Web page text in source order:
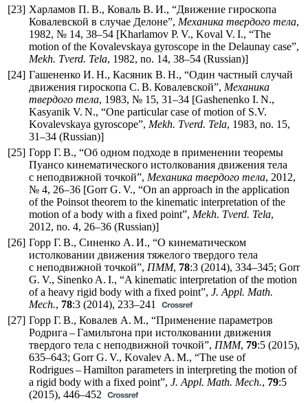
[23] Харламов П. В., Коваль В. И., “Движение гироскопа
Ковалевской в случае Делоне”, Механика твердого тела,
1982, № 14, 38–54 [Kharlamov P. V., Koval V. I., “The
motion of the Kovalevskaya gyroscope in the Delaunay case”,
Mekh. Tverd. Tela, 1982, no. 14, 38–54 (Russian)]
[24] Гашененко И. Н., Касяник В. Н., “Один частный случай
движения гироскопа С. В. Ковалевской”, Механика
твердого тела, 1983, № 15, 31–34 [Gashenenko I. N.,
Kasyanik V. N., “One particular case of motion of S.V.
Kovalevskaya gyroscope”, Mekh. Tverd. Tela, 1983, no. 15,
31–34 (Russian)]
[25] Горр Г. В., “Об одном подходе в применении теоремы
Пуансо кинематического истолкования движения тела
с неподвижной точкой”, Механика твердого тела, 2012,
№ 4, 26–36 [Gorr G. V., “On an approach in the application
of the Poinsot theorem to the kinematic interpretation of the
motion of a body with a fixed point”, Mekh. Tverd. Tela,
2012, no. 4, 26–36 (Russian)]
[26] Горр Г. В., Синенко А. И., “О кинематическом
истолковании движения тяжелого твердого тела
с неподвижной точкой”, ПММ, 78:3 (2014), 334–345; Gorr
G. V., Sinenko A. I., “A kinematic interpretation of the motion
of a heavy rigid body with a fixed point”, J. Appl. Math.
Mech., 78:3 (2014), 233–241
[27] Горр Г. В., Ковалев А. М., “Применение параметров
Родрига – Гамильтона при истолковании движения
твердого тела с неподвижной точкой”, ПММ, 79:5 (2015),
635–643; Gorr G. V., Kovalev A. M., “The use of
Rodrigues – Hamilton parameters in interpreting the motion of
a rigid body with a fixed point”, J. Appl. Math. Mech., 79:5
(2015), 446–452